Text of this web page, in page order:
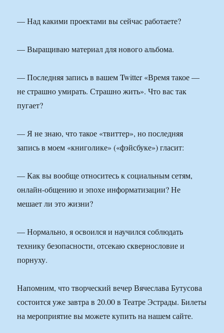
— Над какими проектами вы сейчас работаете?
— Выращиваю материал для нового альбома.
— Последняя запись в вашем Twitter «Время такое —
не страшно умирать. Страшно жить». Что вас так
пугает?
— Я не знаю, что такое «твиттер», но последняя
запись в моем «книголике» («фэйсбуке») гласит:
— Как вы вообще относитесь к социальным сетям,
онлайн-общению и эпохе информатизации? Не
мешает ли это жизни?
— Нормально, я освоился и научился соблюдать
технику безопасности, отсекаю сквернословие и
порнуху.
Напомним, что творческий вечер Вячеслава Бутусова
состоится уже завтра в 20.00 в Театре Эстрады. Билеты
на мероприятие вы можете купить на нашем сайте.